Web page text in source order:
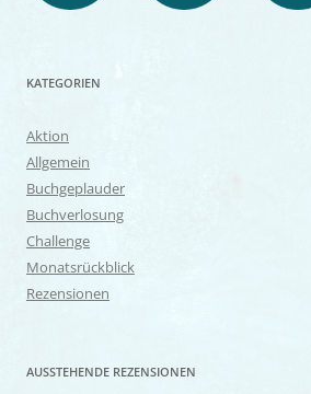
KATEGORIEN
Aktion
Allgemein
Buchgeplauder
Buchverlosung
Challenge
Monatsrückblick
Rezensionen
AUSSTEHENDE REZENSIONEN